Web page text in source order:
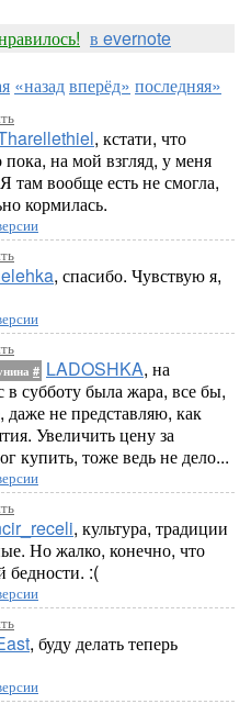
в evernote
«назадвперёд» последняя»
, кстати, что
пока, на мой взгляд, у меня
там вообще есть не смогла,
кормилась.
, спасибо. Чувствую я,
# LADOSHKA, на
в субботу была жара, все бы,
не представляю, как
Увеличить цену за
купить, тоже ведь не дело...
, культура, традиции
Но жалко, конечно, что
бедности. :(
, буду делать теперь